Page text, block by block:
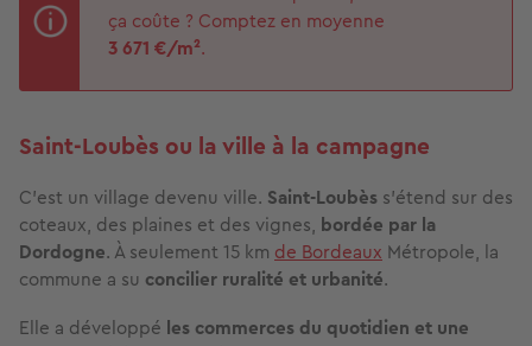
ça coûte ? Comptez en moyenne
3 671 €/m².
Saint-Loubès ou la ville à la campagne
C’est un village devenu ville. Saint-Loubès s’étend sur des
coteaux, des plaines et des vignes, bordée par la
Dordogne. À seulement 15 km de Bordeaux Métropole, la
commune a su concilier ruralité et urbanité.
Elle a développé les commerces du quotidien et une